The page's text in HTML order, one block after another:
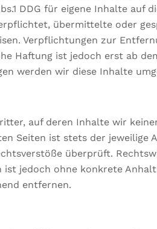
DDG für eigene Inhalte
übermittelte oder
Verpflichtungen zur
Haftung ist jedoch erst ab
werden wir diese Inhalte
auf deren Inhalte wir
Seiten ist stets der
überprüft.
jedoch ohne konkrete
entfernen.